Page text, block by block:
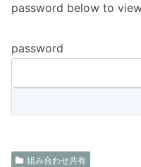
password below to
password
組み合わせ共有